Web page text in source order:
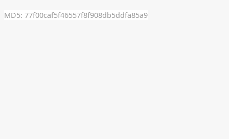
MD5: 77f00caf5f46557f8f908db5ddfa85a9